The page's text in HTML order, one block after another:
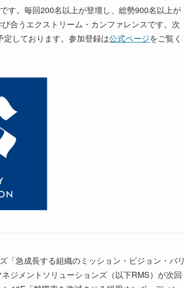
す。毎回200名以上が登壇し、総勢900名以上が
合うエクストリーム・カンファレンスです。次
しております。参加登録は公式ページをご覧く
「急成長する組織のミッション・ビジョン・バ
ジメントソリューションズ（以下RMS）が次回